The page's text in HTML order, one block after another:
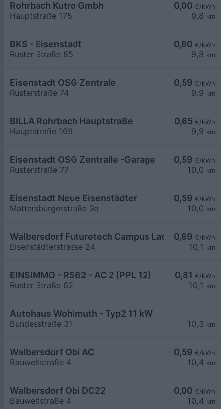
0,00 €/kWh
9,8 km
Rohrbach Kutro Gmbh
Hauptstraße 175
0,60 €/kWh
9,8 km
BKS - Eisenstadt
Ruster Straße 85
0,59 €/kWh
9,9 km
Eisenstadt OSG Zentrale
Rusterstraße 74
0,65 €/kWh
9,9 km
BILLA Rohrbach Hauptstraße
Hauptstraße 169
0,59 €/kWh
10,0 km
Eisenstadt OSG Zentralle -Garage
Rusterstraße 77
0,59 €/kWh
10,0 km
Eisenstadt Neue Eisenstädter
Mattersburgerstraße 3a
0,69 €/kWh
10,1 km
Walbersdorf Futuretech Campus Ladehub
Eisenstädterstrasse 24
0,81 €/kWh
10,1 km
EINSIMMO - RS62 - AC 2 (PPL 12)
Ruster Straße 62
10,3 km
Autohaus Wohlmuth - Typ2 11 kW
Bundesstraße 31
0,59 €/kWh
10,4 km
Walbersdorf Obi AC
Bauweltstraße 4
0,00 €/kWh
10,4 km
Walbersdorf Obi DC22
Bauweltstraße 4